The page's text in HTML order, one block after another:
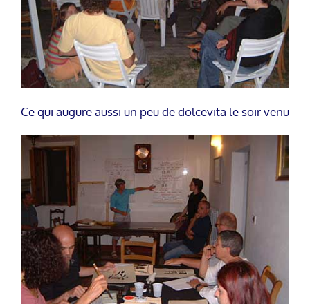
Ce qui augure aussi un peu de dolcevita le soir venu